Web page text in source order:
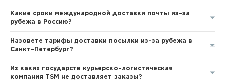
Какие сроки международной доставки почты из–за
рубежа в Россию?
Назовете тарифы доставки посылки из–за рубежа в
Санкт–Петербург?
Из каких государств курьерско–логистическая
компания TSM не доставляет заказы?